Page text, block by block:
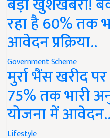
रहा है 60% तक
आवेदन प्रक्रिया..
Government Scheme
मुर्रा भैंस खरीद
75% तक भारी
योजना में आवेदन..
Lifestyle